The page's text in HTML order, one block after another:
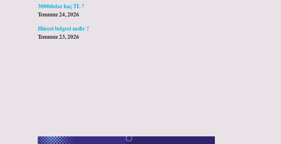
3000dolar kaç TL ?
Temmuz 24, 2026
Hüccet belgesi nedir ?
Temmuz 23, 2026